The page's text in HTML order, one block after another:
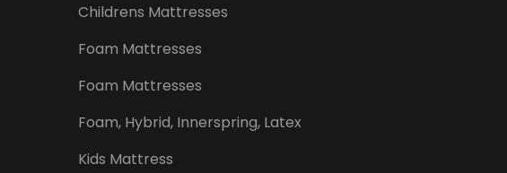
Childrens Mattresses
Foam Mattresses
Foam Mattresses
Foam, Hybrid, Innerspring, Latex
Kids Mattress